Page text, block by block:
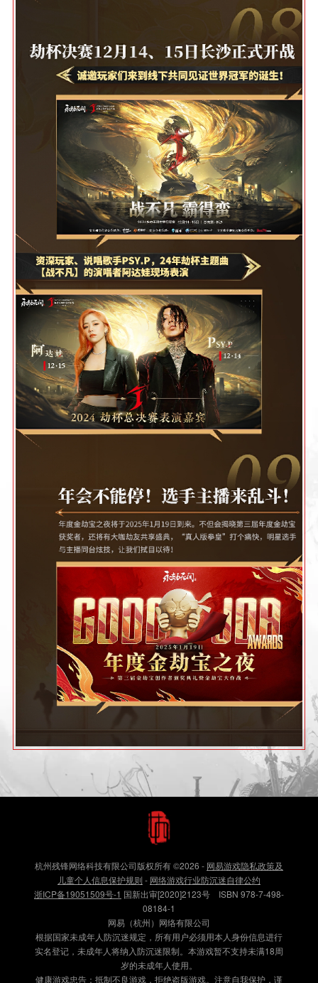
杭州残锋网络科技有限公司版权所有©2026 - 网易游戏隐私政策及
儿童个人信息保护规则- 网络游戏行业防沉迷自律公约
浙ICP备19051509号-1 国新出审[2020]2123号 ISBN 978-7-498-
08184-1
网易（杭州）网络有限公司
根据国家未成年人防沉迷规定，所有用户必须用本人身份信息进行
实名登记，未成年人将纳入防沉迷限制。本游戏暂不支持未满18周
岁的未成年人使用。
健康游戏忠告：抵制不良游戏，拒绝盗版游戏。注意自我保护，谨